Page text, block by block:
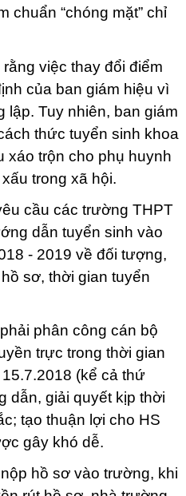
chuẩn “chóng mặt” chỉ
việc thay đổi điểm
của ban giám hiệu vì
lập. Tuy nhiên, ban giám
thức tuyển sinh khoa
xáo trộn cho phụ huynh
trong xã hội.
cầu các trường THPT
dẫn tuyển sinh vào
- 2019 về đối tượng,
sơ, thời gian tuyển
phân công cán bộ
trực trong thời gian
(kể cả thứ
dẫn, giải quyết kịp thời
tạo thuận lợi cho HS
gây khó dễ.
hồ sơ vào trường, khi